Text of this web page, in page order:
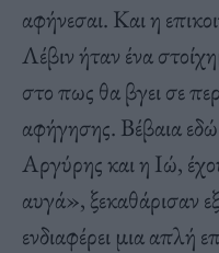
αφήνεσαι. Και η
Λέβιν ήταν ένα
στο πως θα βγει σε
αφήγησης. Βέβαια
Αργύρης και η Ιώ,
αυγά», ξεκαθάρισαν
ενδιαφέρει μια απλή